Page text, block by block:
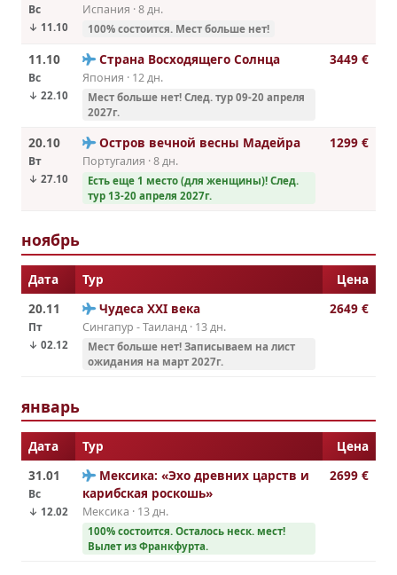
Вс
↓ 11.10
Испания · 8 дн.
100% состоится. Мест больше нет!
11.10
Вс
↓ 22.10
Страна Восходящего Солнца
Япония · 12 дн.
Мест больше нет! След. тур 09-20 апреля
2027г.
3449 €
20.10
Вт
↓ 27.10
Остров вечной весны Мадейра
Португалия · 8 дн.
Есть еще 1 место (для женщины)! След.
тур 13-20 апреля 2027г.
1299 €
ноябрь
Дата Тур
Цена
20.11
Пт
↓ 02.12
Чудеса ХХI века
Сингапур - Таиланд · 13 дн.
Мест больше нет! Записываем на лист
ожидания на март 2027г.
2649 €
январь
Дата Тур
Цена
31.01
Вс
↓ 12.02
Мексика: «Эхо древних царств и
карибская роскошь»
Мексика · 13 дн.
100% cостоится. Осталось неск. мест!
Вылет из Франкфурта.
2699 €